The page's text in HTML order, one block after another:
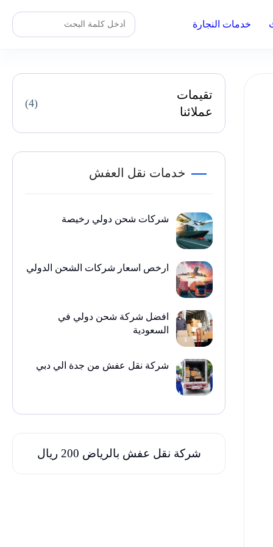
خدمات النجارة
تقيمات
عملائنا
(4)
خدمات نقل العفش
شركات شحن دولي رخيصة
ارخص اسعار شركات الشحن الدولي
افضل شركة شحن دولي في
السعودية
شركة نقل عفش من جدة الي دبي
شركة نقل عفش بالرياض 200 ريال